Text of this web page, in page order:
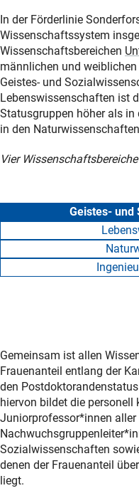
In der Förderlinie
Wissenschaftssystem
Wissenschaftsbereichen
männlichen und
Geistes- und
Lebenswissenschaften ist
Statusgruppen höher als in
in den
Vier
Geistes- und
Gemeinsam ist allen
Frauenanteil entlang der
den
hiervon bildet die personell
Juniorprofessor*innen
Sozialwissenschaften
denen der Frauenanteil
liegt.